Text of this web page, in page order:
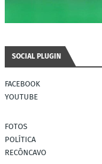
SOCIAL PLUGIN
FACEBOOK
YOUTUBE
FOTOS
POLÍTICA
RECÔNCAVO